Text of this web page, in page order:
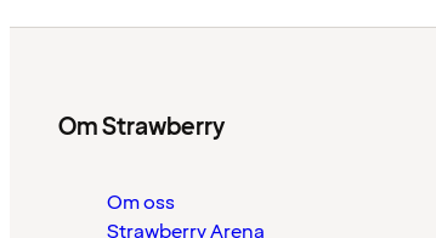
Om Strawberry
Om oss
Strawberry Arena